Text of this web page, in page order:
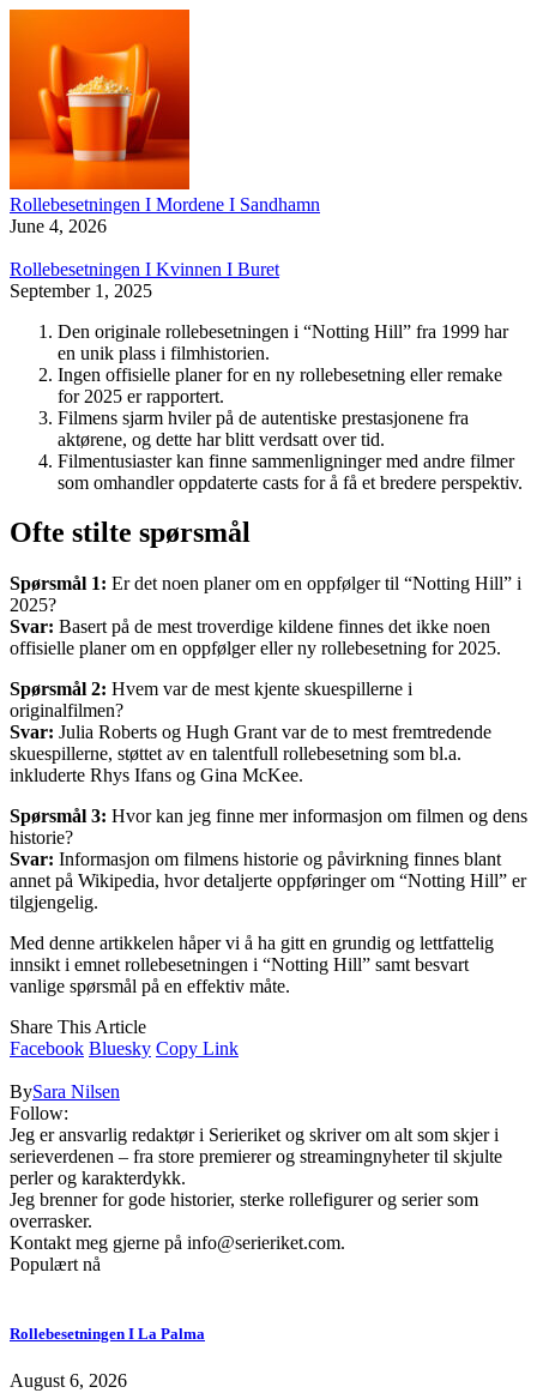
Rollebesetningen I Mordene I Sandhamn
June 4, 2026
Rollebesetningen I Kvinnen I Buret
September 1, 2025
Den originale rollebesetningen i “Notting Hill” fra 1999 har
en unik plass i filmhistorien.
Ingen offisielle planer for en ny rollebesetning eller remake
for 2025 er rapportert.
Filmens sjarm hviler på de autentiske prestasjonene fra
aktørene, og dette har blitt verdsatt over tid.
Filmentusiaster kan finne sammenligninger med andre filmer
som omhandler oppdaterte casts for å få et bredere perspektiv.
Ofte stilte spørsmål
Spørsmål 1: Er det noen planer om en oppfølger til “Notting Hill” i
2025?
Svar: Basert på de mest troverdige kildene finnes det ikke noen
offisielle planer om en oppfølger eller ny rollebesetning for 2025.
Spørsmål 2: Hvem var de mest kjente skuespillerne i
originalfilmen?
Svar: Julia Roberts og Hugh Grant var de to mest fremtredende
skuespillerne, støttet av en talentfull rollebesetning som bl.a.
inkluderte Rhys Ifans og Gina McKee.
Spørsmål 3: Hvor kan jeg finne mer informasjon om filmen og dens
historie?
Svar: Informasjon om filmens historie og påvirkning finnes blant
annet på Wikipedia, hvor detaljerte oppføringer om “Notting Hill” er
tilgjengelig.
Med denne artikkelen håper vi å ha gitt en grundig og lettfattelig
innsikt i emnet rollebesetningen i “Notting Hill” samt besvart
vanlige spørsmål på en effektiv måte.
Share This Article
Facebook Bluesky Copy Link
BySara Nilsen
Follow:
Jeg er ansvarlig redaktør i Serieriket og skriver om alt som skjer i
serieverdenen – fra store premierer og streamingnyheter til skjulte
perler og karakterdykk.
Jeg brenner for gode historier, sterke rollefigurer og serier som
overrasker.
Kontakt meg gjerne på info@serieriket.com.
Populært nå
Rollebesetningen I La Palma
August 6, 2026